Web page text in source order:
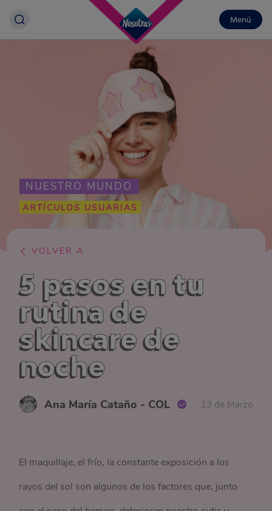
Menú
NUESTRO MUNDO
ARTÍCULOS USUARIAS
VOLVER A
5 pasos en tu
rutina de
skincare de
noche
Ana María Cataño - COL 13 de Marzo
El maquillaje, el frío, la constante exposición a los
rayos del sol son algunos de los factores que, junto